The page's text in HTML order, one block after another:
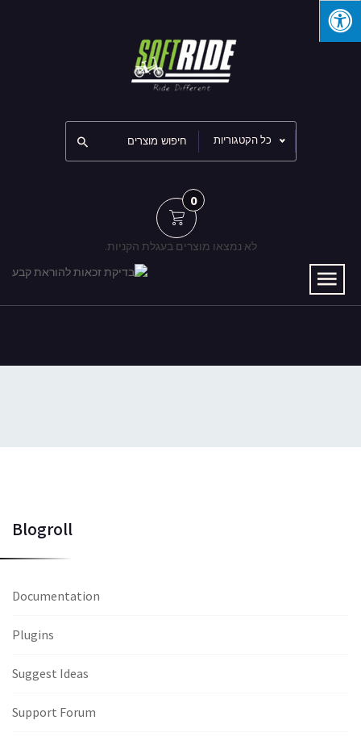
כל הקטגוריות
0
לא נמצאו מוצרים בעגלת הקניות.
Blogroll
Documentation
Plugins
Suggest Ideas
Support Forum